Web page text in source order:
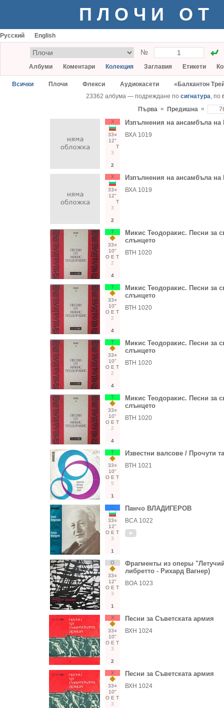
ПЛОЧИ ОТ
Русский English
№
Албуми Коментари Колекция Заглавия Етикети
Всички Плочи Флекси Аудиокасети
«Балкантон
23362 албума — подреждане по сигнатура, по
Първа « Предишна «
Х
33○
12"
Т
3
2
Изпълнения на ансамбъла
ВХА 1019
Х
33○
12"
Т
3
2
Изпълнения на ансамбъла
ВХА 1019
Т
33○
10"
О Е Т
2
4
Микис Теодоракис. Песни за
слънцето
ВТН 1020
Т
33○
10"
О Е Т
2
4
Микис Теодоракис. Песни за
слънцето
ВТН 1020
Т
33○
10"
О Е Т
2
4
Микис Теодоракис. Песни за
слънцето
ВТН 1020
Т
33○
10"
О Е Т
2
4
Микис Теодоракис. Песни за
слънцето
ВТН 1020
Т
33○
10"
О Е Т
5
1
Известни валсове / Прочути
ВТН 1021
С
33○
12"
О Е Т
3
1
Панчо ВЛАДИГЕРОВ
ВСА 1022
О
33○
12"
О Е Т
3
1
Фрагменты из оперы
либретто - Рихард Вагнер)
ВОА 1023
Х
33○
10"
О Е Т
3
2
Песни за Съветската армия
ВХН 1024
Х
33○
10"
О Е Т
3
Песни за Съветската армия
ВХН 1024